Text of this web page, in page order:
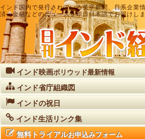
インド国内で発行されている英字新聞、日系企業
済・金融などのニュースを即日日本語でお届けし
インド映画ボリウッド最新情報
インド省庁組織図
インドの祝日
インド生活リンク集
無料トライアルお申込みフォーム